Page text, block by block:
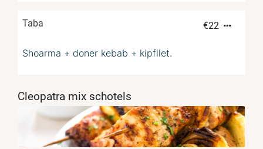
Taba €22
Shoarma + doner kebab + kipfilet.
Cleopatra mix schotels